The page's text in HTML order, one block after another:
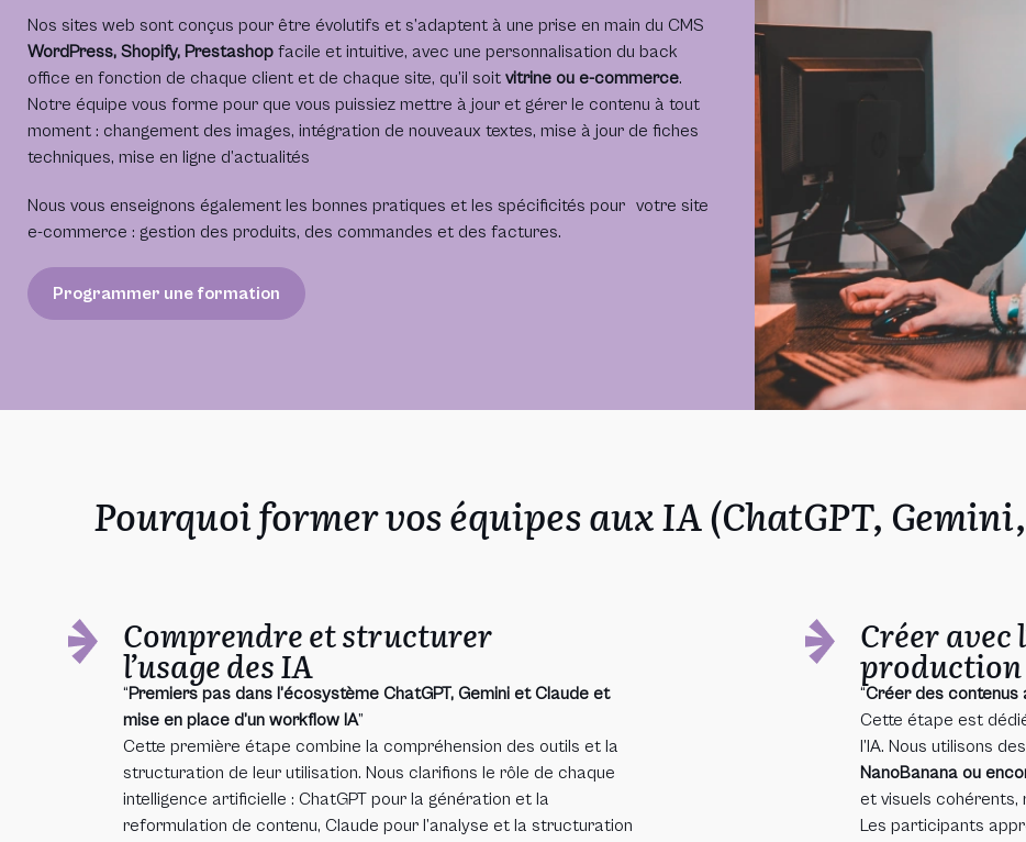
Nos sites web sont conçus pour être évolutifs et s’adaptent à une prise en main du CMS
WordPress, Shopify, Prestashopfacile et intuitive, avec une personnalisation du back
office en fonction de chaque client et de chaque site, qu’il soitvitrine ou e-commerce.
Notre équipe vous forme pour que vous puissiez mettre à jour et gérer le contenu à tout
moment : changement des images, intégration de nouveaux textes, mise à jour de fiches
techniques, mise en ligne d’actualités
Nous vous enseignons également les bonnes pratiques et les spécificités pour votre site
e-commerce : gestion des produits, des commandes et des factures.
Programmer une formation
Pourquoi former vos équipes aux IA (ChatGPT,
Comprendre et structurer
l’usage des IA
“Premiers pas dans l’écosystème ChatGPT, Gemini et Claude et
mise en place d’un workflow IA”
Cette première étape combine la compréhension des outils et la
structuration de leur utilisation. Nous clarifions le rôle de chaque
intelligence artificielle : ChatGPT pour la génération et la
reformulation de contenu, Claude pour l’analyse et la structuration
Créer avec
production
“Créer des contenus
Cette étape est
l’IA. Nous utilisons
NanoBanana ou
et visuels cohérents,
Les participants